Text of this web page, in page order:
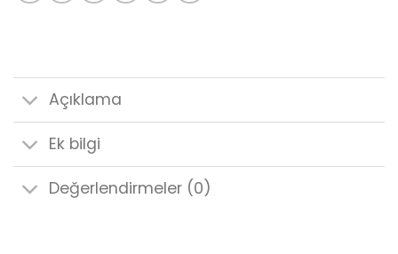
Açıklama
Ek bilgi
Değerlendirmeler (0)